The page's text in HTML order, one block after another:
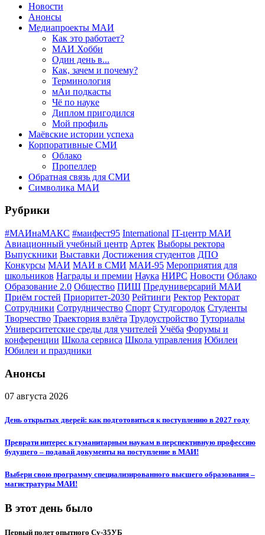
Новости
Анонсы
Медиапроекты МАИ
Как это работает?
МАИ Хобби
Один день в...
Как, зачем и почему?
Терминология
мАи подкасты
Чё по науке
Диплом пригодился
Мой профиль
Маёвские истории успеха
Корпоративные СМИ
Облако
Пропеллер
Обратная связь для СМИ
Символика МАИ
Рубрики
#МАИнаМАКС #маифест95 International IT-центр МАИ
Авиационный учебный центр Артек Выборы ректора
Выпускники Выставки Достижения студентов ДПО
Конкурсы МАИ МАИ в СМИ МАИ-95 Мероприятия для
школьников Награды и премии Наука НИРС Новости Облако
Образование 2.0 Общество ПИШ Предуниверсарий МАИ
Приём гостей Приоритет-2030 Рейтинги Ректор Ректорат
Сотрудники Сотрудничество Спорт Студгородок Студенты
Творчество Траектория взлёта Трудоустройство Туториалы
Университетские среды для учителей Учёба Форумы и
конференции Школа сервиса Школа управления Юбилеи
Юбилеи и праздники
Анонсы
07 августа 2026
День открытых дверей: как подготовиться к поступлению в 2027 году
Преврати интерес к гуманитарным наукам в перспективную профессию
будущего – подавай документы на поступление в МАИ!
Выбери свою программу специализированного высшего образования –
магистратуры МАИ!
В этот день было
Первый полет опытного Су-35УБ